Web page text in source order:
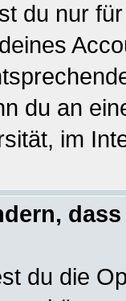
du nur
du an
im
du die